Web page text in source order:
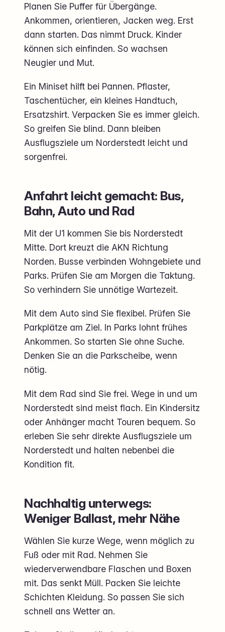
Planen Sie Puffer für Übergänge.
Ankommen, orientieren, Jacken weg. Erst
dann starten. Das nimmt Druck. Kinder
können sich einfinden. So wachsen
Neugier und Mut.
Ein Miniset hilft bei Pannen. Pflaster,
Taschentücher, ein kleines Handtuch,
Ersatzshirt. Verpacken Sie es immer gleich.
So greifen Sie blind. Dann bleiben
Ausflugsziele um Norderstedt leicht und
sorgenfrei.
Anfahrt leicht gemacht: Bus,
Bahn, Auto und Rad
Mit der U1 kommen Sie bis Norderstedt
Mitte. Dort kreuzt die AKN Richtung
Norden. Busse verbinden Wohngebiete und
Parks. Prüfen Sie am Morgen die Taktung.
So verhindern Sie unnötige Wartezeit.
Mit dem Auto sind Sie flexibel. Prüfen Sie
Parkplätze am Ziel. In Parks lohnt frühes
Ankommen. So starten Sie ohne Suche.
Denken Sie an die Parkscheibe, wenn
nötig.
Mit dem Rad sind Sie frei. Wege in und um
Norderstedt sind meist flach. Ein Kindersitz
oder Anhänger macht Touren bequem. So
erleben Sie sehr direkte Ausflugsziele um
Norderstedt und halten nebenbei die
Kondition fit.
Nachhaltig unterwegs:
Weniger Ballast, mehr Nähe
Wählen Sie kurze Wege, wenn möglich zu
Fuß oder mit Rad. Nehmen Sie
wiederverwendbare Flaschen und Boxen
mit. Das senkt Müll. Packen Sie leichte
Schichten Kleidung. So passen Sie sich
schnell ans Wetter an.